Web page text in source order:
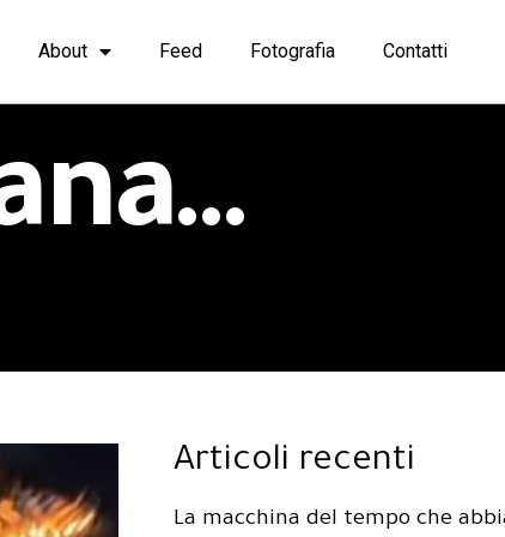
About Feed Fotografia Contatti
Articoli recenti
La macchina del tempo che